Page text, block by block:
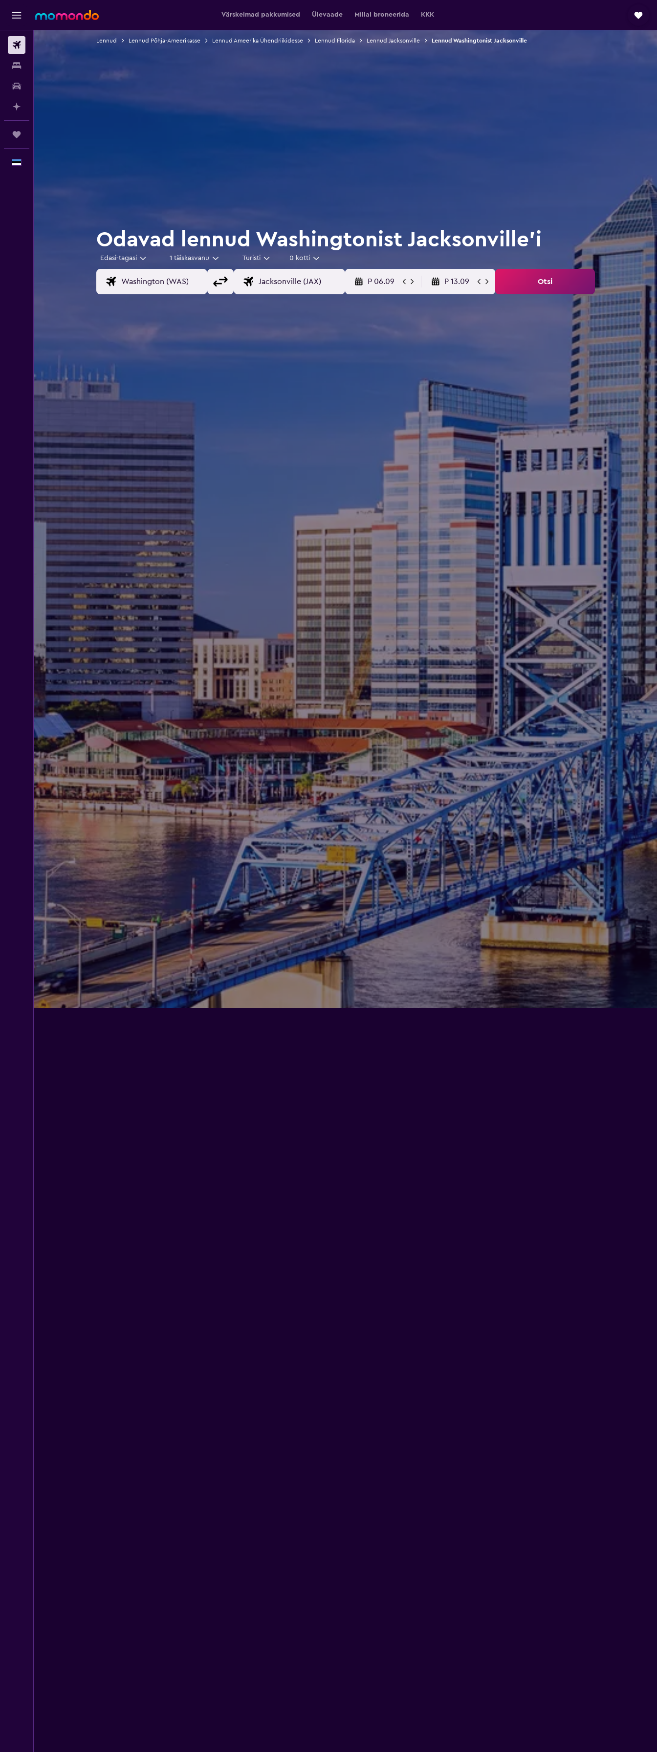
Värskeimad pakkumised Ülevaade Millal broneerida KKK
Lennud Lennud Põhja-Ameerikasse Lennud Ameerika Ühendriikidesse Lennud Florida Lennud Jacksonville Lennud Washingtonist Jacksonville
Odavad lennud Washingtonist Jacksonville'i
Edasi-tagasi 1 täiskasvanu Turisti 0 kotti
P 06.09 P 13.09 Otsi